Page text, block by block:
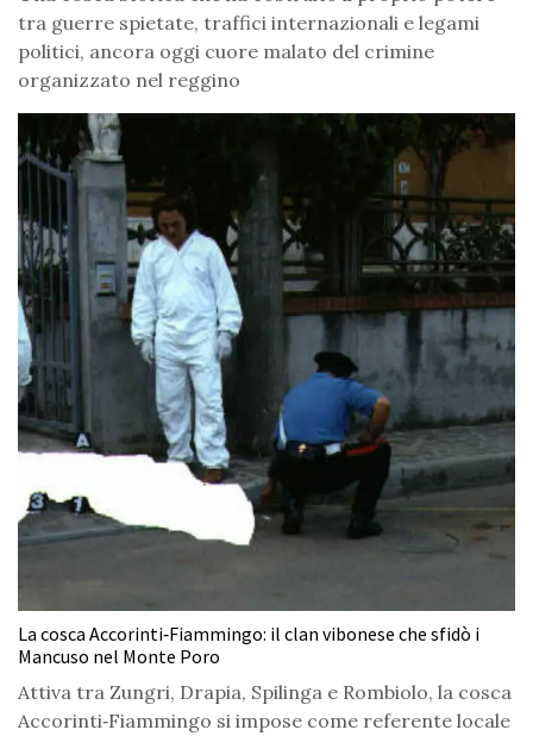
tra guerre spietate, traffici internazionali e legami
politici, ancora oggi cuore malato del crimine
organizzato nel reggino
La cosca Accorinti‑Fiammingo: il clan vibonese che sfidò i
Mancuso nel Monte Poro
Attiva tra Zungri, Drapia, Spilinga e Rombiolo, la cosca
Accorinti‑Fiammingo si impose come referente locale